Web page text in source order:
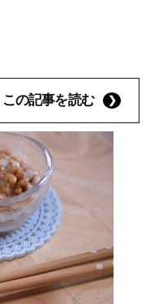
この記事を読む